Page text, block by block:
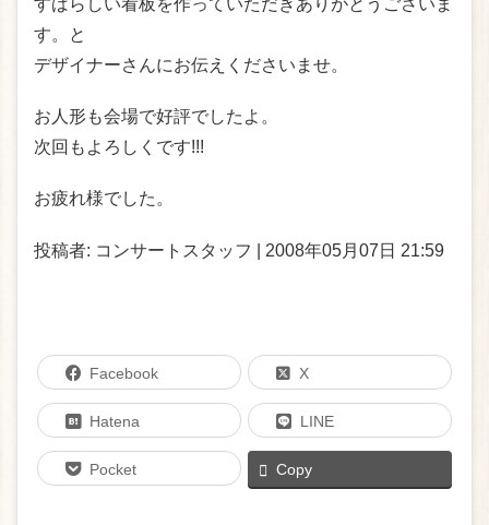
すばらしい看板を作っていただきありがとうごさいま
す。と
デザイナーさんにお伝えくださいませ。
お人形も会場で好評でしたよ。
次回もよろしくです!!!
お疲れ様でした。
投稿者: コンサートスタッフ | 2008年05月07日 21:59
Facebook X
Hatena LINE
Pocket Copy